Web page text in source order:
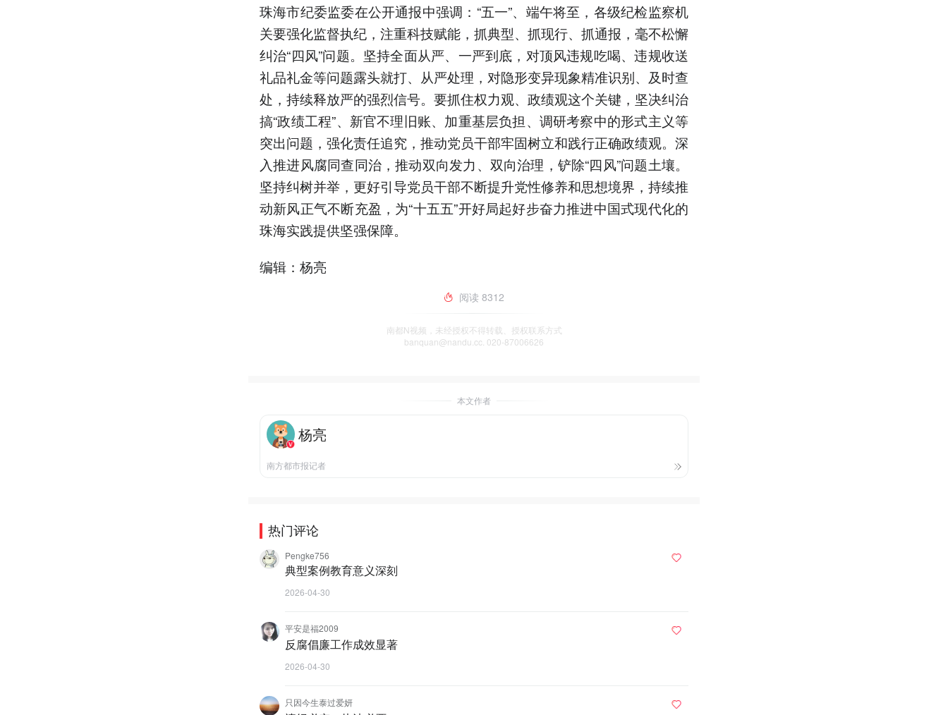
珠海市纪委监委在公开通报中强调：“五一”、端午将至，各级纪检监察机
关要强化监督执纪，注重科技赋能，抓典型、抓现行、抓通报，毫不松懈
纠治“四风”问题。坚持全面从严、一严到底，对顶风违规吃喝、违规收送
礼品礼金等问题露头就打、从严处理，对隐形变异现象精准识别、及时查
处，持续释放严的强烈信号。要抓住权力观、政绩观这个关键，坚决纠治
搞“政绩工程”、新官不理旧账、加重基层负担、调研考察中的形式主义等
突出问题，强化责任追究，推动党员干部牢固树立和践行正确政绩观。深
入推进风腐同查同治，推动双向发力、双向治理，铲除“四风”问题土壤。
坚持纠树并举，更好引导党员干部不断提升党性修养和思想境界，持续推
动新风正气不断充盈，为“十五五”开好局起好步奋力推进中国式现代化的
珠海实践提供坚强保障。
编辑：杨亮
阅读 8312
南都N视频，未经授权不得转载、授权联系方式
banquan@nandu.cc. 020-87006626
本文作者
杨亮
南方都市报记者
热门评论
Pengke756
典型案例教育意义深刻
2026-04-30
平安是福2009
反腐倡廉工作成效显著
2026-04-30
只因今生泰过爱妍